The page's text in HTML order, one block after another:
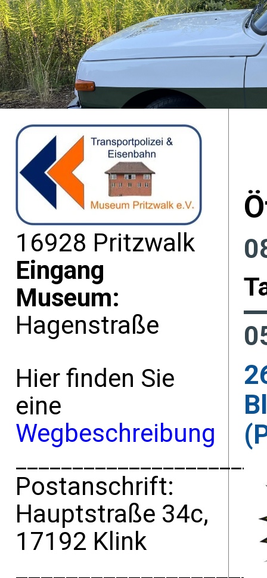
16928 Pritzwalk
Eingang
Museum:
Hagenstraße
Hier finden Sie
eine
Wegbeschreibung
Postanschrift:
Hauptstraße 34c,
17192 Klink